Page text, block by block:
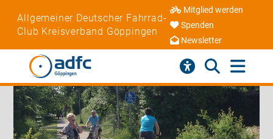
Allgemeiner Deutscher Fahrrad-
Club Kreisverband Göppingen
Mitglied werden
Spenden
Newsletter